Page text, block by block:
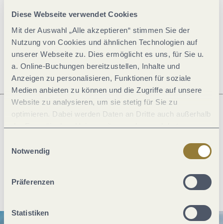
Diese Webseite verwendet Cookies
Mit der Auswahl „Alle akzeptieren“ stimmen Sie der
Nutzung von Cookies und ähnlichen Technologien auf
unserer Webseite zu. Dies ermöglicht es uns, für Sie u.
a. Online-Buchungen bereitzustellen, Inhalte und
Anzeigen zu personalisieren, Funktionen für soziale
Medien anbieten zu können und die Zugriffe auf unsere
Website zu analysieren, um sie stetig für Sie zu
optimieren. Dabei werden Daten an Dritte auch außerhalb
der Europäischen Union weitergegeben und dort
jederzeit widerrufen werden. Mit der Auswahl "Alle
ablehnen" kann es zu Beeinträchtigungen in der Nutzung
Notwendig
Präferenzen
Statistiken
Allgemeine Informationen
Öffnungszeiten
Was möchtest du als nächstes tun?
Anreise planen PDF erzeugen